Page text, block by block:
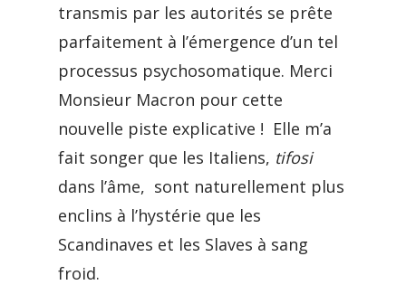
transmis par les autorités se prête
parfaitement à l’émergence d’un tel
processus psychosomatique. Merci
Monsieur Macron pour cette
nouvelle piste explicative ! Elle m’a
fait songer que les Italiens, tifosi
dans l’âme, sont naturellement plus
enclins à l’hystérie que les
Scandinaves et les Slaves à sang
froid.